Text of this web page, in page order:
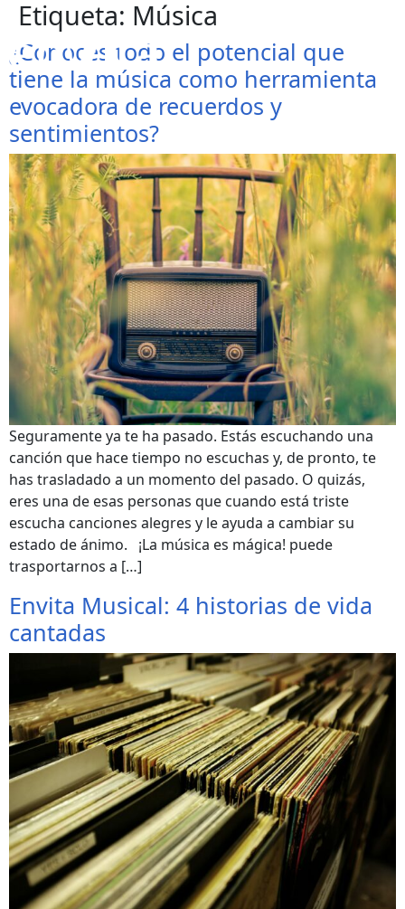
Etiqueta: Música
¿Conoces todo el potencial que
tiene la música como herramienta
evocadora de recuerdos y
sentimientos?
Seguramente ya te ha pasado. Estás escuchando una
canción que hace tiempo no escuchas y, de pronto, te
has trasladado a un momento del pasado. O quizás,
eres una de esas personas que cuando está triste
escucha canciones alegres y le ayuda a cambiar su
estado de ánimo. ¡La música es mágica! puede
trasportarnos a […]
Envita Musical: 4 historias de vida
cantadas